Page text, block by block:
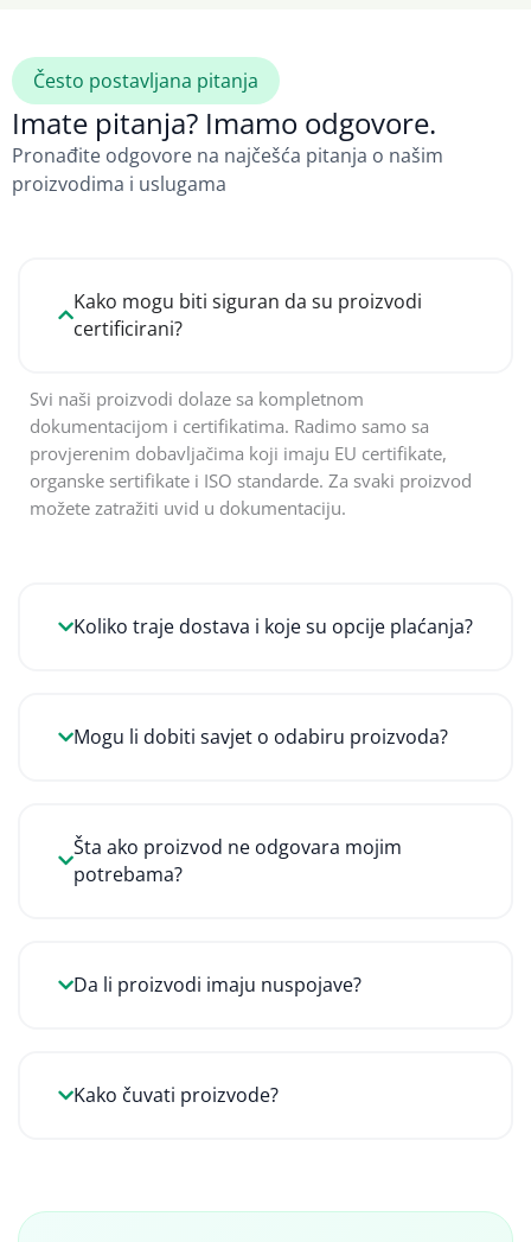
Često postavljana pitanja
Imate pitanja? Imamo odgovore.
Pronađite odgovore na najčešća pitanja o našim
proizvodima i uslugama
Kako mogu biti siguran da su proizvodi
certificirani?
Svi naši proizvodi dolaze sa kompletnom
dokumentacijom i certifikatima. Radimo samo sa
provjerenim dobavljačima koji imaju EU certifikate,
organske sertifikate i ISO standarde. Za svaki proizvod
možete zatražiti uvid u dokumentaciju.
Koliko traje dostava i koje su opcije plaćanja?
Mogu li dobiti savjet o odabiru proizvoda?
Šta ako proizvod ne odgovara mojim
potrebama?
Da li proizvodi imaju nuspojave?
Kako čuvati proizvode?